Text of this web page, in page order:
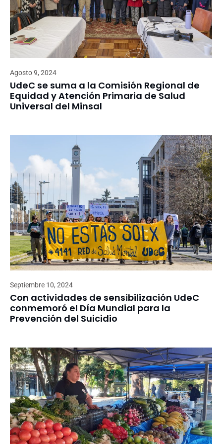
Agosto 9, 2024
UdeC se suma a la Comisión Regional de
Equidad y Atención Primaria de Salud
Universal del Minsal
Septiembre 10, 2024
Con actividades de sensibilización UdeC
conmemoró el Día Mundial para la
Prevención del Suicidio